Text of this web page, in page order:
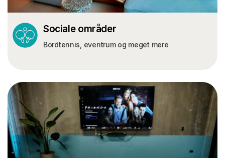
Sociale områder
Bordtennis, eventrum og meget mere